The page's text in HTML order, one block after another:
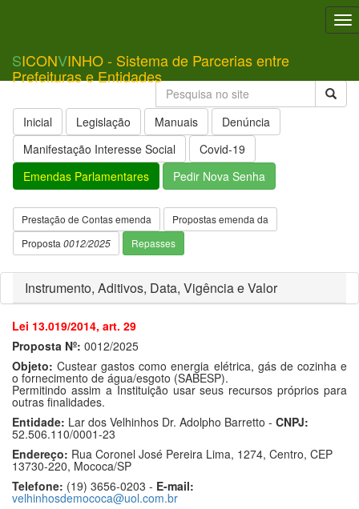
SICONVINHO - Sistema de Parcerias entre
Prefeituras e Entidades
Inicial Legislação Manuais
Denúncia
Manifestação Interesse Social
Covid-19
Emendas Parlamentares
Pedir Nova Senha
Prestação de Contas emenda
Propostas emenda da
Proposta 0012/2025 Repasses
Instrumento, Aditivos, Data, Vigência e Valor
Lei 13.019/2014, art. 29
Proposta Nº: 0012/2025
Objeto: Custear gastos como energia elétrica, gás de cozinha e
o fornecimento de água/esgoto (SABESP).
Permitindo assim a Instituição usar seus recursos próprios para
outras finalidades.
Entidade: Lar dos Velhinhos Dr. Adolpho Barretto - CNPJ:
52.506.110/0001-23
Endereço: Rua Coronel José Pereira Lima, 1274, Centro, CEP
13730-220, Mococa/SP
Telefone: (19) 3656-0203 - E-mail:
velhinhosdemococa@uol.com.br